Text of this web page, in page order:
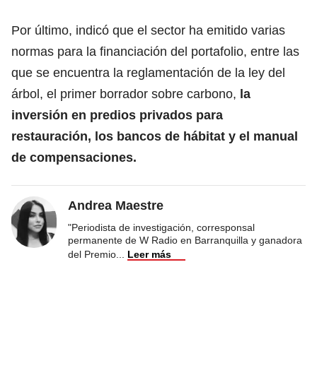
Por último, indicó que el sector ha emitido varias
normas para la financiación del portafolio, entre las
que se encuentra la reglamentación de la ley del
árbol, el primer borrador sobre carbono, la
inversión en predios privados para
restauración, los bancos de hábitat y el manual
de compensaciones.
Andrea Maestre
"Periodista de investigación, corresponsal
permanente de W Radio en Barranquilla y ganadora
del Premio
Leer más